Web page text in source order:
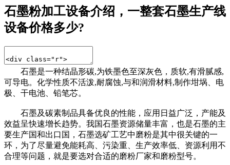
石墨粉加工设备介绍，一整套石墨生产线
设备价格多少?
石墨是一种结晶形碳,为铁墨色至深灰色，质软,有滑腻感,
可导电。化学性质不活泼,耐腐蚀,与和润滑材料,制作坩埚、电
极、干电池、铅笔芯。
石墨及碳素制品具备优良的性能，应用日益广泛，产能及
效益呈快速增长趋势。我国石墨资源储量丰富，也是石墨的主
要生产国和出口国，石墨选矿工艺中磨粉是其中很关键的一
环，为了尽量避免能耗高、污染重、生产效率低、资源利用不
合理等问题，就是要选对合适的磨粉厂家和磨粉型号。